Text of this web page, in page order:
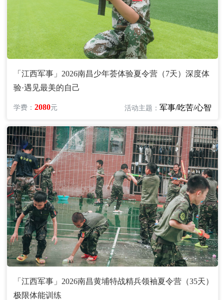
「江西军事」2026南昌少年荟体验夏令营（7天）深度体
验·遇见最美的自己
学费：2080元 活动主题： 军事/吃苦/心智
「江西军事」2026南昌黄埔特战精兵领袖夏令营（35天）
极限体能训练